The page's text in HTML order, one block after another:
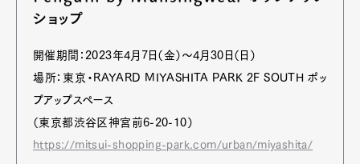
ショップ
開催期間：2023年4月7日（金）〜4月30日（日）
場所：東京・RAYARD MIYASHITA PARK 2F SOUTH ポッ
プアップスペース
（東京都渋谷区神宮前6-20-10）
https://mitsui-shopping-park.com/urban/miyashita/